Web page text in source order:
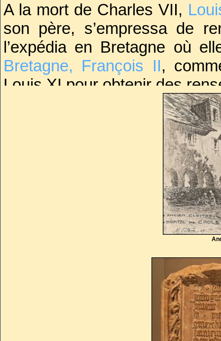
A la mort de Charles VII,
son père, s’empressa de
l’expédia en Bretagne où
Bretagne, François II,
Louis XI pour obtenir des
Mais amoureuse de
financièrement lors de la
vendant jusqu'à sa
l’affaiblissement de Louis
(1465). Elle fait illuminer
pour manifester sa joie.
commerce et la culture du lin.
Toujours comblée, elle
publiquement sa liaison.
furent des compagnons de
Puis, progressivement
probablement en 1474/